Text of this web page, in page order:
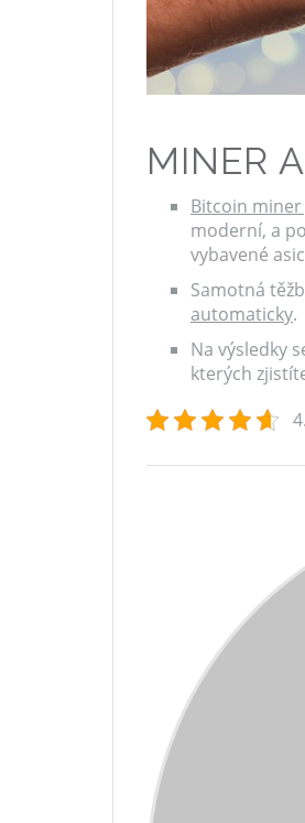
MINER
Bitcoin
moderní, a
vybavené
Samotná
automaticky.
Na výsledky
kterých